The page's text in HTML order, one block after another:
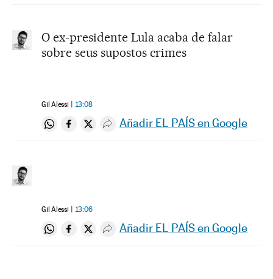
O ex-presidente Lula acaba de falar
sobre seus supostos crimes
Gil Alessi 13:08
Compartir en Whatsapp
Compartir en Facebook
Compartir en Twitter
Desplegar Redes Sociales
Añadir EL PAÍS en Google
Gil Alessi 13:06
Compartir en Whatsapp
Compartir en Facebook
Compartir en Twitter
Desplegar Redes Sociales
Añadir EL PAÍS en Google